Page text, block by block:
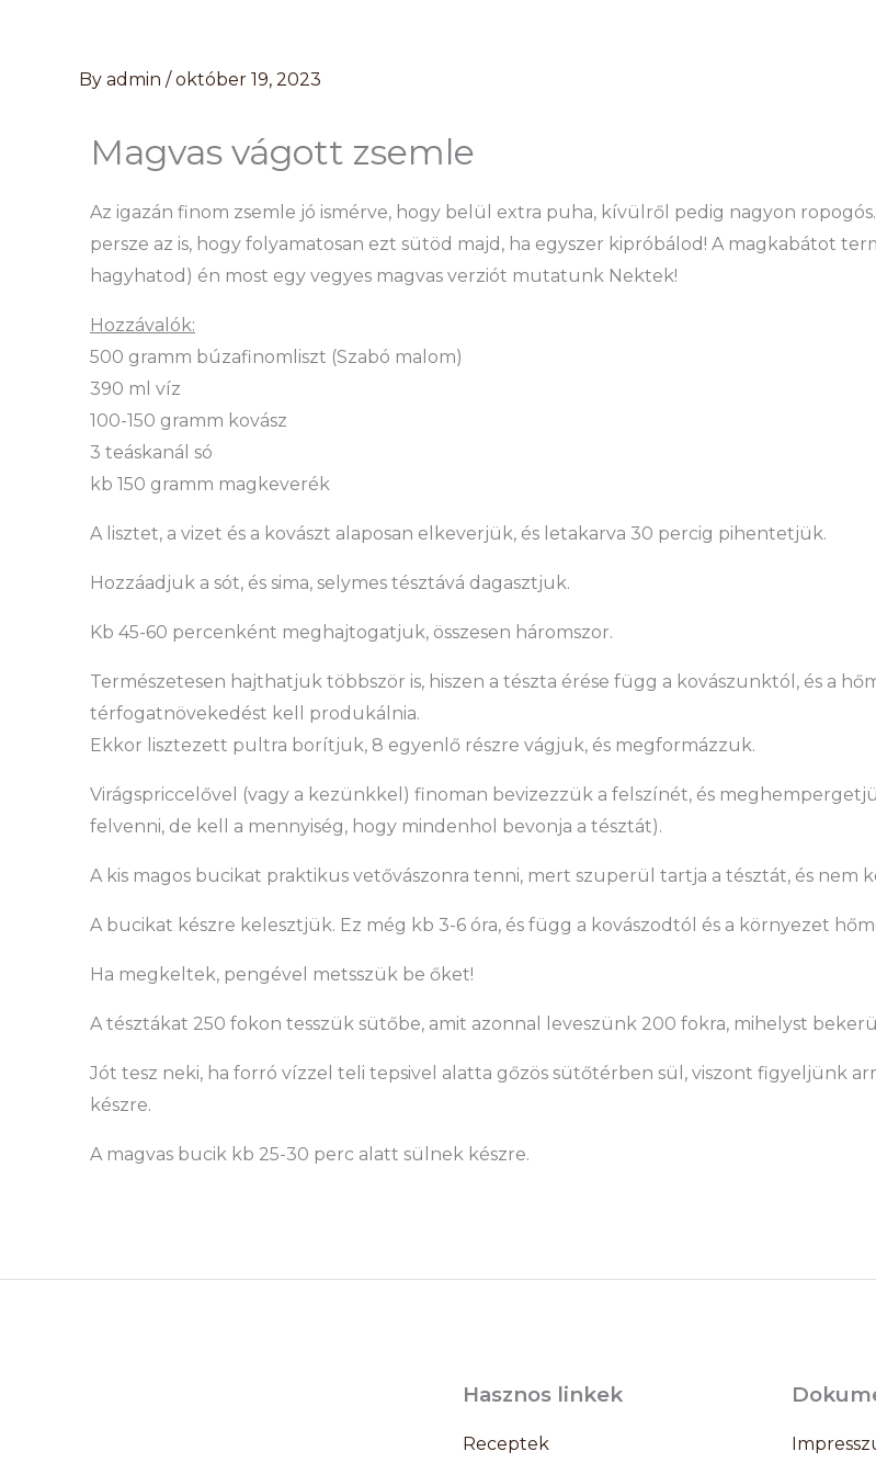
By admin /október 19, 2023
Magvas vágott zsemle
Az igazán finom zsemle jó ismérve, hogy belül extra puha, kívülről pedig nagyon
persze az is, hogy folyamatosan ezt sütöd majd, ha egyszer kipróbálod! A magkabátot
hagyhatod) én most egy vegyes magvas verziót mutatunk Nektek!
Hozzávalók:
500 gramm búzafinomliszt (Szabó malom)
390 ml víz
100-150 gramm kovász
3 teáskanál só
kb 150 gramm magkeverék
A lisztet, a vizet és a kovászt alaposan elkeverjük, és letakarva 30 percig pihentetjük.
Hozzáadjuk a sót, és sima, selymes tésztává dagasztjuk.
Kb 45-60 percenként meghajtogatjuk, összesen háromszor.
Természetesen hajthatjuk többször is, hiszen a tészta érése függ a kovászunktól, és a
térfogatnövekedést kell produkálnia.
Ekkor lisztezett pultra borítjuk, 8 egyenlő részre vágjuk, és megformázzuk.
Virágspriccelővel (vagy a kezünkkel) finoman bevizezzük a felszínét, és
felvenni, de kell a mennyiség, hogy mindenhol bevonja a tésztát).
A kis magos bucikat praktikus vetővászonra tenni, mert szuperül tartja a tésztát, és nem
A bucikat készre kelesztjük. Ez még kb 3-6 óra, és függ a kovászodtól és a környezet
Ha megkeltek, pengével metsszük be őket!
A tésztákat 250 fokon tesszük sütőbe, amit azonnal leveszünk 200 fokra, mihelyst
Jót tesz neki, ha forró vízzel teli tepsivel alatta gőzös sütőtérben sül, viszont figyeljünk
készre.
A magvas bucik kb 25-30 perc alatt sülnek készre.
Hasznos linkek
Receptek